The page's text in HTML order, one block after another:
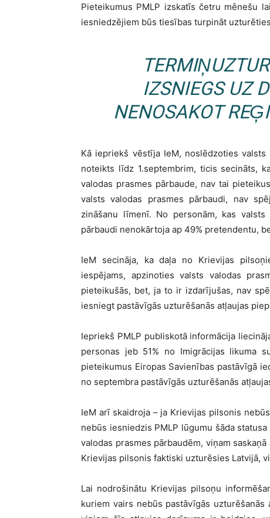
Pieteikumus PMLP izskatīs četru mēnešu
iesniedzējiem būs tiesības turpināt
IZSNIEGS UZ
NENOSAKOT
Kā iepriekš vēstīja IeM, noslēdzoties valsts
noteikts līdz 1.septembrim, ticis secināts,
valodas prasmes pārbaude, nav tai
valsts valodas prasmes pārbaudi, nav
zināšanu līmenī. No personām, kas
pārbaudi nenokārtoja ap 49% pretendentu,
IeM secināja, ka daļa no Krievijas
iespējams, apzinoties valsts valodas
pieteikušās, bet, ja to ir izdarījušas, nav
iesniegt pastāvīgās uzturēšanās atļaujas
Iepriekš PMLP publiskotā informācija
personas jeb 51% no Imigrācijas likuma
pieteikumus Eiropas Savienības pastāvīgā
no septembra pastāvīgās uzturēšanās
IeM arī skaidroja – ja Krievijas pilsonis
nebūs iesniedzis PMLP lūgumu šāda
valodas prasmes pārbaudēm, viņam
Krievijas pilsonis faktiski uzturēsies Latvijā,
Lai nodrošinātu Krievijas pilsoņu
kuriem vairs nebūs pastāvīgās